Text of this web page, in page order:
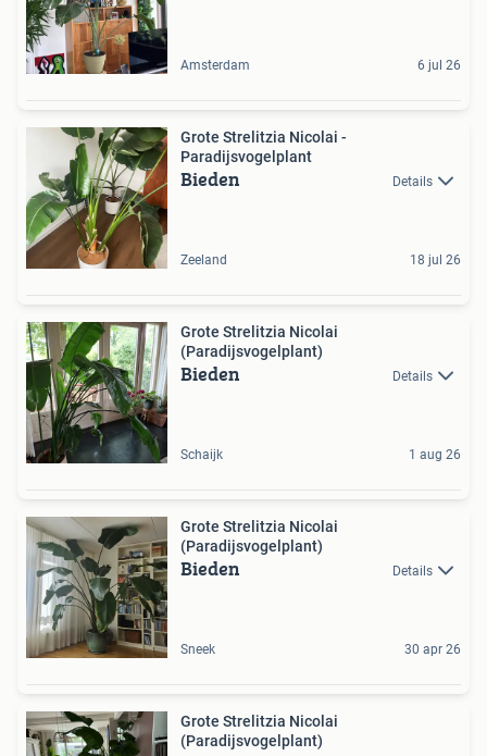
Amsterdam 6 jul 26
Grote Strelitzia Nicolai -
Paradijsvogelplant
Bieden Details
Zeeland 18 jul 26
Grote Strelitzia Nicolai
(Paradijsvogelplant)
Bieden Details
Schaijk 1 aug 26
Grote Strelitzia Nicolai
(Paradijsvogelplant)
Bieden Details
Sneek 30 apr 26
Grote Strelitzia Nicolai
(Paradijsvogelplant)